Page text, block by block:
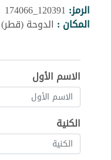
الرمز: 120391_174066
المكان : الدوحة (قطر)
الاسم الأول
الكنية